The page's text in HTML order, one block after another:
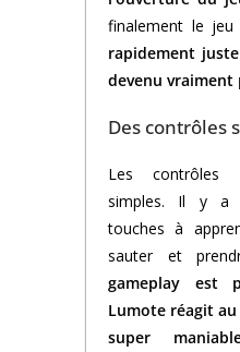
finalement le jeu
rapidement
devenu
Des contrôles
Les contrôles
simples. Il y a
touches à
sauter et
gameplay est
Lumote réagit
super